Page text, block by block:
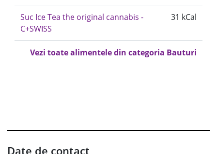
Suc Ice Tea the original cannabis -
C+SWISS
31 kCal
Vezi toate alimentele din categoria Bauturi
Date de contact